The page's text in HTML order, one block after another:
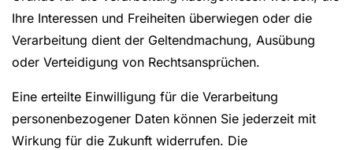
Ihre Interessen und Freiheiten überwiegen oder die
Verarbeitung dient der Geltendmachung, Ausübung
oder Verteidigung von Rechtsansprüchen.
Eine erteilte Einwilligung für die Verarbeitung
personenbezogener Daten können Sie jederzeit mit
Wirkung für die Zukunft widerrufen. Die